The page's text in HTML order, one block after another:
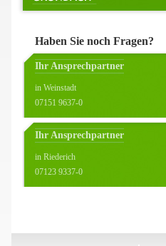
Haben Sie noch Fragen?
Ihr Ansprechpartner
in Weinstadt
07151 9637-0
Ihr Ansprechpartner
in Riederich
07123 9337-0